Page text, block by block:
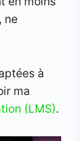
ne
à
ma
(LMS).